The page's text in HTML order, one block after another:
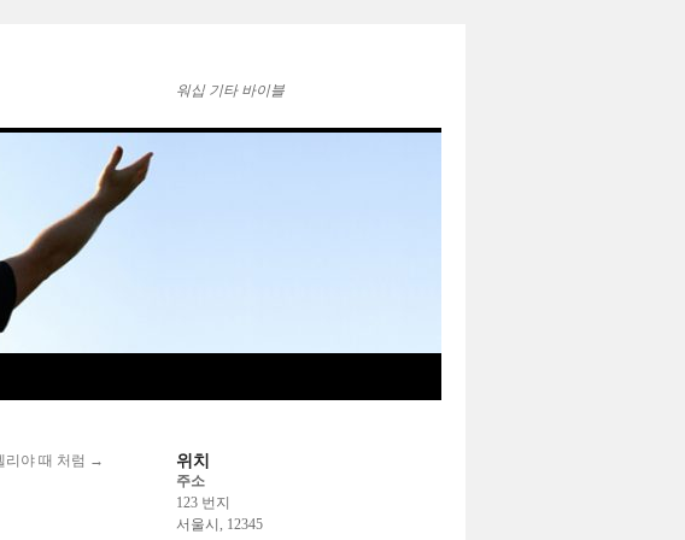
워십 기타 바이블
리야 때 처럼 → 위치
주소
123 번지
서울시, 12345